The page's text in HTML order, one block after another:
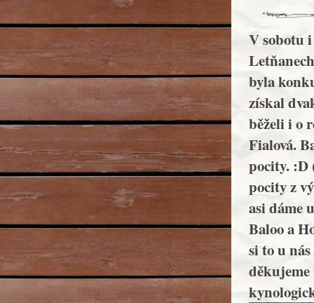
V sobotu
byla
získal
běželi i o
Fialová.
pocity. :D
pocity z
asi dáme
Baloo a
si to u
děkujeme